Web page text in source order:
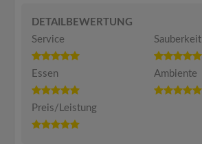
DETAILBEWERTUNG
Service
Sauberkeit
Essen Ambiente
Preis/Leistung